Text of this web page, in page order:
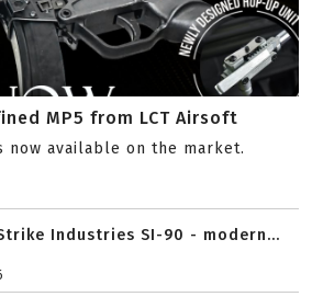
MP5 from LCT Airsoft
now available on the market.
Industries SI-90 - modern...